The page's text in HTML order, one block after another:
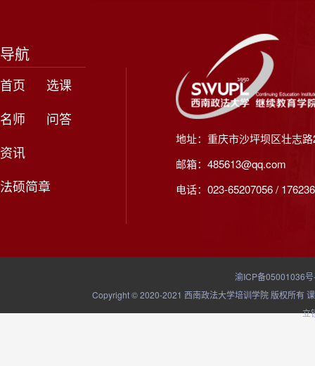
导航
首页
选课
名师
问答
资讯
法硕简章
地址：重庆市沙坪坝区壮志
邮箱：485613@qq.com
电话：023-65207056 /
渝ICP备05001036
Copyright © 2020-2021 西南政法大学培训学院 版权所有
立